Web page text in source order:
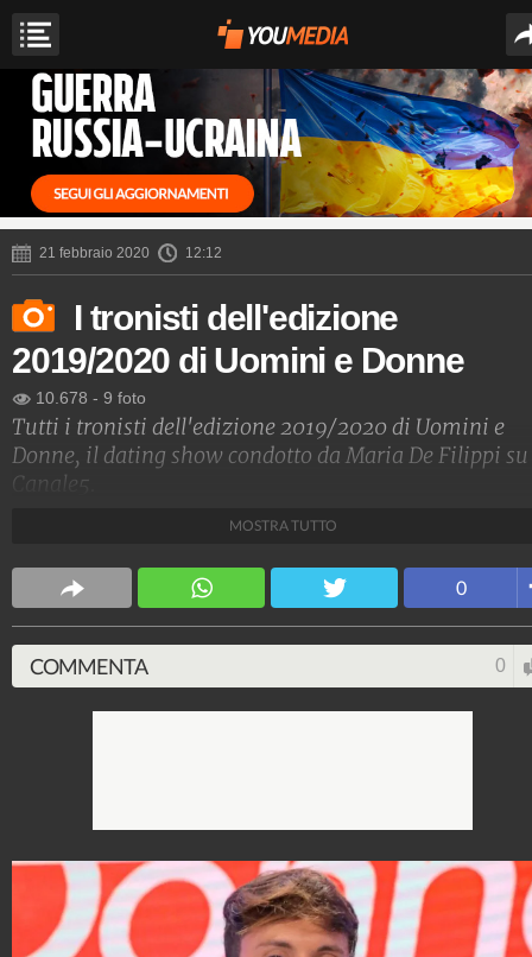
21 febbraio 2020 12:12
I tronisti dell'edizione
2019/2020 di Uomini e Donne
10.678 - 9 foto
Tutti i tronisti dell'edizione 2019/2020 di Uomini e
Donne, il dating show condotto da Maria De Filippi su
Canale5.
Spettacolo FanpageMOSTRA TUTTO
0
COMMENTA 0